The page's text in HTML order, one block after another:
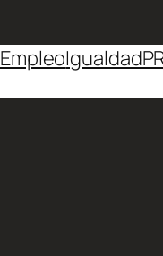
EmpleoIgualdad